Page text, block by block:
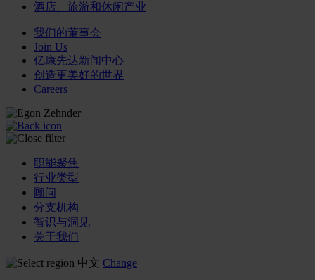
酒店、旅游和休闲产业
我们的董事会
Join Us
亿康先达新闻中心
创造更美好的世界
Careers
职能聚焦
行业类型
顾问
分支机构
智识与洞见
关于我们
中文 Change